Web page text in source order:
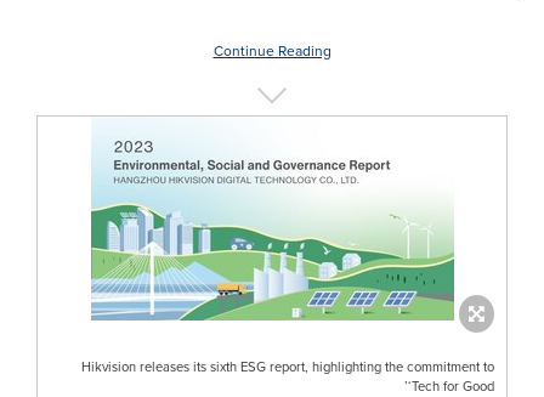
Continue Reading
Hikvision releases its sixth ESG report, highlighting the commitment to
‘Tech for Good’